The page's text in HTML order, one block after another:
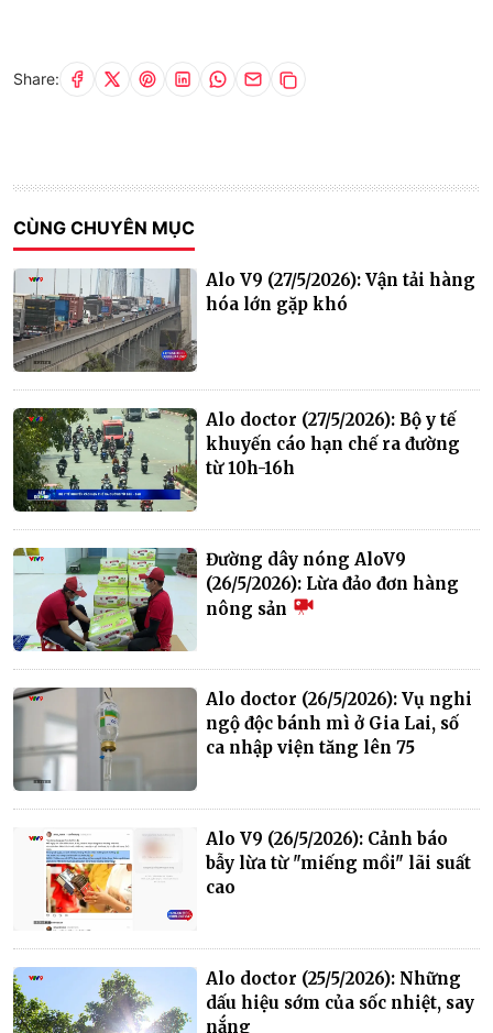
Share:
CÙNG CHUYÊN MỤC
Alo V9 (27/5/2026): Vận tải hàng
hóa lớn gặp khó
Alo doctor (27/5/2026): Bộ y tế
khuyến cáo hạn chế ra đường
từ 10h-16h
Đường dây nóng AloV9
(26/5/2026): Lừa đảo đơn hàng
nông sản
Alo doctor (26/5/2026): Vụ nghi
ngộ độc bánh mì ở Gia Lai, số
ca nhập viện tăng lên 75
Alo V9 (26/5/2026): Cảnh báo
bẫy lừa từ "miếng mồi" lãi suất
cao
Alo doctor (25/5/2026): Những
dấu hiệu sớm của sốc nhiệt, say
nắng